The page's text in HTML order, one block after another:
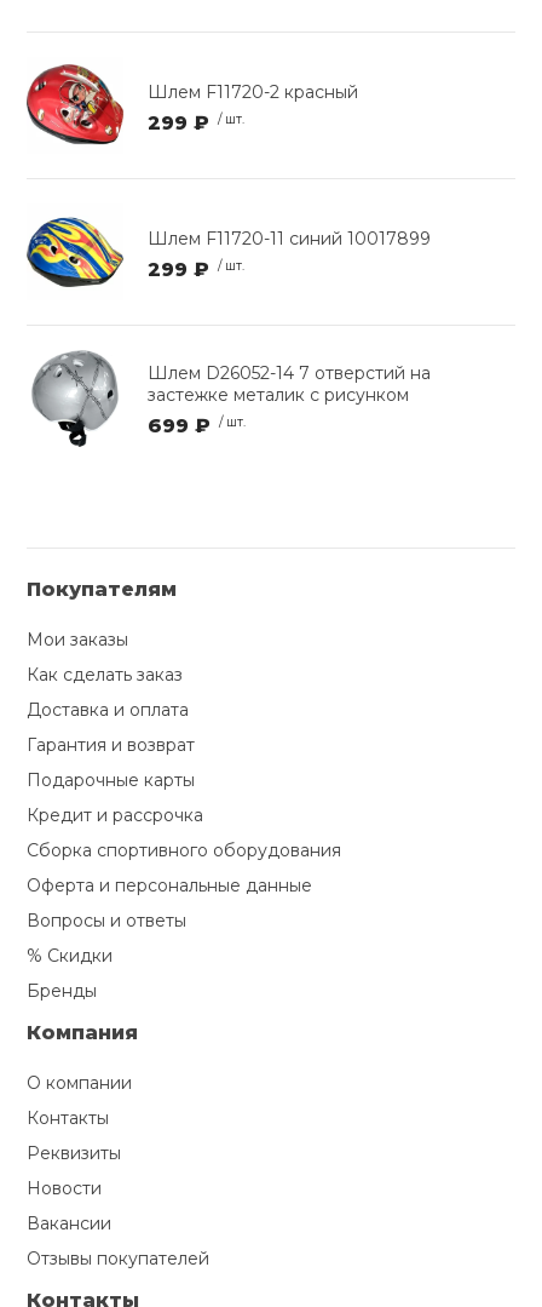
Шлем F11720-2 красный
299 ₽ / шт.
Шлем F11720-11 синий 10017899
299 ₽ / шт.
Шлем D26052-14 7 отверстий на
застежке металик с рисунком
699 ₽ / шт.
Покупателям
Мои заказы
Как сделать заказ
Доставка и оплата
Гарантия и возврат
Подарочные карты
Кредит и рассрочка
Сборка спортивного оборудования
Оферта и персональные данные
Вопросы и ответы
% Скидки
Бренды
Компания
О компании
Контакты
Реквизиты
Новости
Вакансии
Отзывы покупателей
Контакты